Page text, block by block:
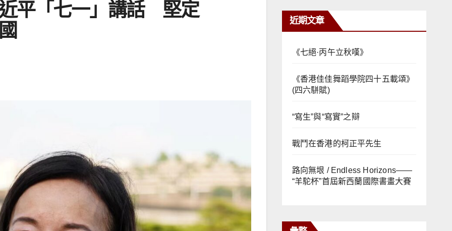
平「七一」講話 堅定
近期文章
《七絕·丙午立秋嘆》
《香港佳佳舞蹈學院四十五載頌》
(四六駢賦)
“寫生”與“寫實”之辯
戰鬥在香港的柯正平先生
路向無垠 / Endless Horizons——
“羊駝杯”首屆新西蘭國際書畫大賽